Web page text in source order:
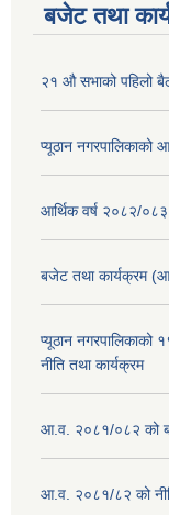
बजेट तथा
२१ औ सभाको पहिलो
प्यूठान नगरपालिकाको
आर्थिक वर्ष २०८२/०८३
बजेट तथा कार्यक्रम
प्यूठान
नीति तथा कार्यक्रम
आ.व. २०८१/०८२ को
आ.व. २०८१/८२ को